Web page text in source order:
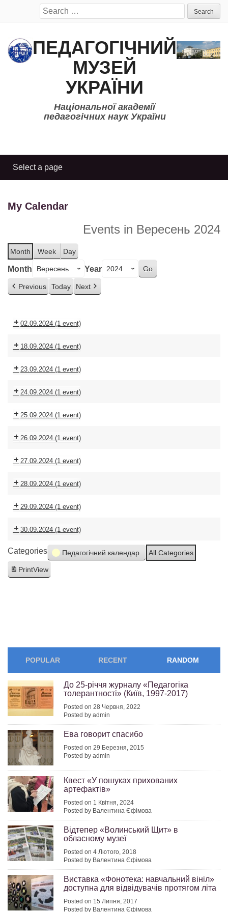
Search
for:
ПЕДАГОГІЧНИЙ
МУЗЕЙ
УКРАЇНИ
Національної академії
педагогічних наук України
My Calendar
Events in Вересень 2024
Month Week Day
Month Year
Previous Today Next
02.09.2024 (1 event)
18.09.2024 (1 event)
23.09.2024 (1 event)
24.09.2024 (1 event)
25.09.2024 (1 event)
26.09.2024 (1 event)
27.09.2024 (1 event)
28.09.2024 (1 event)
29.09.2024 (1 event)
30.09.2024 (1 event)
Categories Педагогічний календар All Categories
PrintView
POPULAR RECENT RANDOM
До 25-річчя журналу «Педагогіка
толерантності» (Київ, 1997-2017)
Posted on 28 Червня, 2022
Posted by admin
Ева говорит спасибо
Posted on 29 Березня, 2015
Posted by admin
Квест «У пошуках прихованих
артефактів»
Posted on 1 Квітня, 2024
Posted by Валентина Єфімова
Відтепер «Волинський Щит» в
обласному музеї
Posted on 4 Лютого, 2018
Posted by Валентина Єфімова
Виставка «Фонотека: навчальний вініл»
доступна для відвідувачів протягом літа
Posted on 15 Липня, 2017
Posted by Валентина Єфімова